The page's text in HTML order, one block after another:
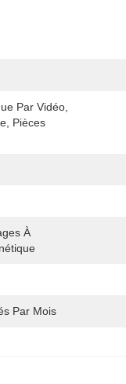
Par Vidéo,
Pièces
À
Par Mois